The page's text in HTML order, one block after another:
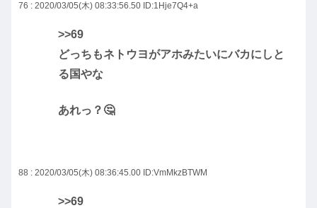
76 : 2020/03/05(木) 08:33:56.50 ID:1Hje7Q4+a
>>69
どっちもネトウヨがアホみたいにバカにしと
る国やな
あれっ？🤔
88 : 2020/03/05(木) 08:36:45.00 ID:VmMkzBTWM
>>69